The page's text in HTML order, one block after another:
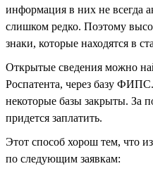
информация в них не всегда
слишком редко. Поэтому
знаки, которые находятся в
Открытые сведения можно
Роспатента, через базу
некоторые базы закрыты. За
придется заплатить.
Этот способ хорош тем, что
по следующим заявкам: